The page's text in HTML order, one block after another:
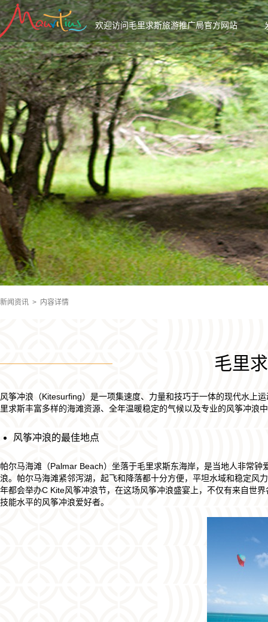
欢迎访问毛里求斯旅游推广局官方网站
新闻资讯 > 内容详情
毛里
风筝冲浪（Kitesurfing）是一项集速度、力量和技巧于一体的现代水上
里求斯丰富多样的海滩资源、全年温暖稳定的气候以及专业的风筝冲浪
风筝冲浪的最佳地点
帕尔马海滩（Palmar Beach）坐落于毛里求斯东海岸，是当地人非常
浪。帕尔马海滩紧邻泻湖，起飞和降落都十分方便，平坦水域和稳定风
年都会举办C Kite风筝冲浪节，在这场风筝冲浪盛宴上，不仅有来自世
技能水平的风筝冲浪爱好者。